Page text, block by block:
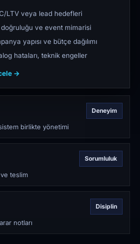
LTV veya lead hedefleri
ve event mimarisi
yapısı ve bütçe dağılımı
hataları, teknik engeller
→
Deneyim
birlikte yönetimi
Sorumluluk
teslim
Disiplin
notları